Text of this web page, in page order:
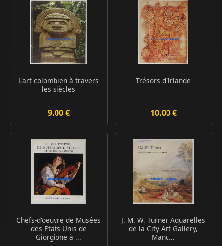
L'art colombien à travers
les siècles
9.00 €
Trésors d'Irlande
10.00 €
Chefs-d'oeuvre de Musées
des Etats-Unis de
Giorgione à ...
J. M. W. Turner Aquarelles
de la City Art Gallery,
Manc...